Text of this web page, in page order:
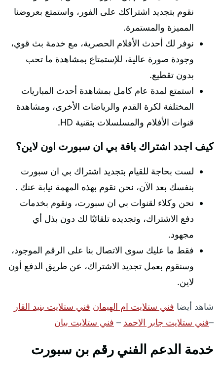
نقوم بتجديد اشتراكك على الفور، واستمتع بعروضنا
المميزة والمستمرة.
نوفر لك أحدث الأفلام الحصرية، مع خدمة بث قوي،
وجودة صورة عالية، للإستمتاع بمشاهدة ما تحب
بدون تقطيع.
استمتع لمدة عام كامل بمشاهدة أحدث المباريات
المختلفة لكرة القدم والرياضات الأخرى، ومشاهدة
قنوات الأفلام والمسلسلات بتقنية HD.
كيف اجدد اشتراك باقة بي ان سبورت اون لاين؟
لست بحاجة للقيام بتجديد اشتراك بي ان سبورت
بنفسك بعد الآن، نحن نقوم بهذه المهمة نيابة عنك .
نحن وكلاء لقنوات بي ان سبورت، ونقوم بخدمات
دفع الاشتراك، وتجديده تلقائيًا لك دون بذل أي
مجهود.
فقط ما عليك سوى الاتصال بنا على الرقم الموجود،
وسنقوم بعمل تجديد الاشتراك، عن طريق الدفع أون
لاين.
شاهد أيضا فني ستلايت ام الهيمان فني ستلايت بنيد القار
–فني ستلايت جابر الاحمد – فني ستلايت بيان
خدمة الدعم الفني رقم بن سبورت